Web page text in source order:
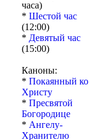
часа)
* Шестой час
(12:00)
* Девятый час
(15:00)
Каноны:
* Покаянный ко
Христу
* Пресвятой
Богородице
* Ангелу-
Хранителю